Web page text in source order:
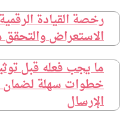
رخصة القيادة
الاستعراض والتحقق
ما يجب فعله قبل
خطوات سهلة لضمان
الإرسال